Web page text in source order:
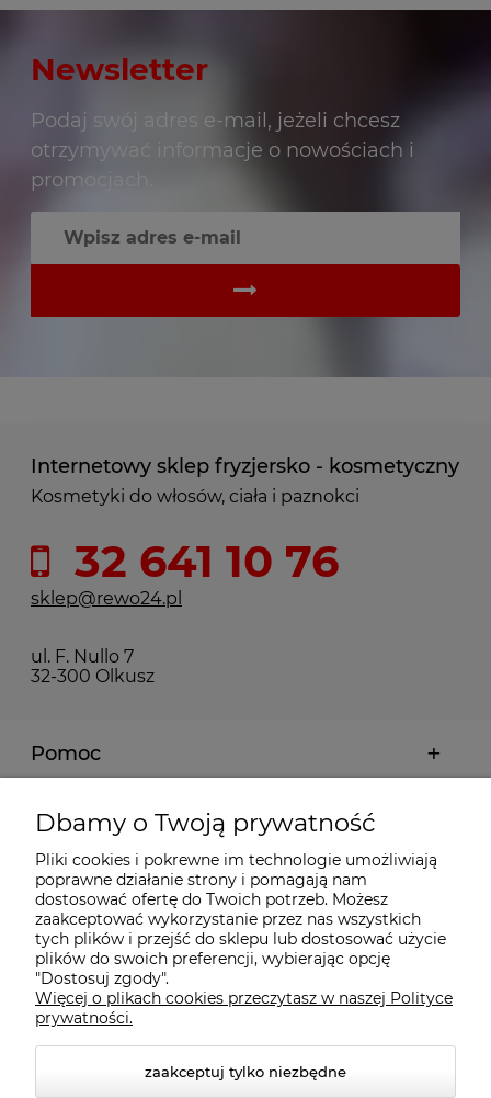
Newsletter
Podaj swój adres e-mail, jeżeli chcesz
otrzymywać informacje o nowościach i
promocjach.
Internetowy sklep fryzjersko - kosmetyczny
Kosmetyki do włosów, ciała i paznokci
32 641 10 76
sklep@rewo24.pl
ul. F. Nullo 7
32-300 Olkusz
Pomoc
Moje konto
Płatności i dostawa
Informacje
O nas
Dbamy o Twoją prywatność
Pliki cookies i pokrewne im technologie umożliwiają
poprawne działanie strony i pomagają nam
dostosować ofertę do Twoich potrzeb. Możesz
zaakceptować wykorzystanie przez nas wszystkich
tych plików i przejść do sklepu lub dostosować użycie
plików do swoich preferencji, wybierając opcję
"Dostosuj zgody".
Więcej o plikach cookies przeczytasz w naszej Polityce
prywatności.
zaakceptuj tylko niezbędne